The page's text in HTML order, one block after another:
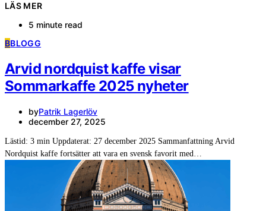
LÄS MER
5 minute read
BBLOGG
Arvid nordquist kaffe visar
Sommarkaffe 2025 nyheter
byPatrik Lagerlöv
december 27, 2025
Lästid: 3 min Uppdaterat: 27 december 2025 Sammanfattning Arvid
Nordquist kaffe fortsätter att vara en svensk favorit med…